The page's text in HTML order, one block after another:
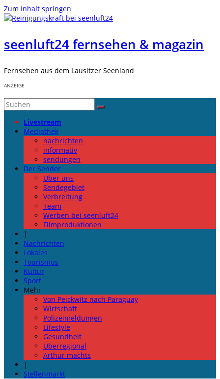
Zum Inhalt springen
seenluft24 fernsehen & magazin
Fernsehen aus dem Lausitzer Seenland
ANZEIGE
Livestream
Mediathek
nachrichten
informativ
sendungen
Der Sender
Über uns
Sendegebiet
Verbreitung
Team
Werben bei seenluft24
Filmproduktionen
|
Nachrichten
Lokales
Tourismus
Kultur
Sport
Mehr
Von Peickwitz nach Paraguay
Wirtschaft
Polizeimeldungen
Lifestyle
Gesundheit
Überregional
Arthur machts
|
Stellenmarkt